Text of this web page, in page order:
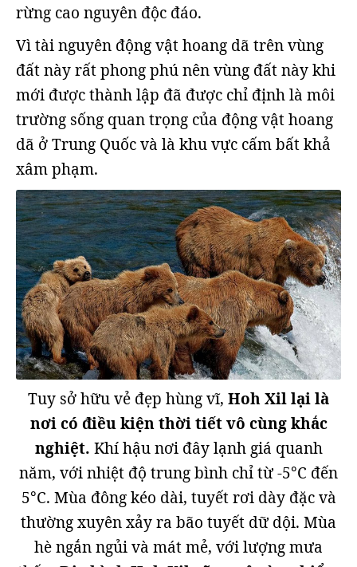
rừng cao nguyên độc đáo.
Vì tài nguyên động vật hoang dã trên vùng
đất này rất phong phú nên vùng đất này khi
mới được thành lập đã được chỉ định là môi
trường sống quan trọng của động vật hoang
dã ở Trung Quốc và là khu vực cấm bất khả
xâm phạm.
Tuy sở hữu vẻ đẹp hùng vĩ, Hoh Xil lại là
nơi có điều kiện thời tiết vô cùng khắc
nghiệt. Khí hậu nơi đây lạnh giá quanh
năm, với nhiệt độ trung bình chỉ từ -5°C đến
5°C. Mùa đông kéo dài, tuyết rơi dày đặc và
thường xuyên xảy ra bão tuyết dữ dội. Mùa
hè ngắn ngủi và mát mẻ, với lượng mưa